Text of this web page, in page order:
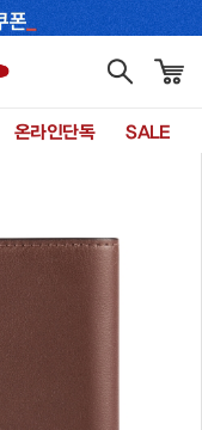
온라인단독 SALE